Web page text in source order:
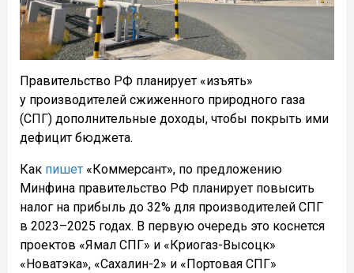
Правительство РФ планирует «изъять»
у производителей сжиженного природного газа
(СПГ) дополнительные доходы, чтобы покрыть ими
дефицит бюджета.
Как пишет «Коммерсант», по предложению
Минфина правительство РФ планирует повысить
налог на прибыль до 32% для производителей СПГ
в 2023–2025 годах. В первую очередь это коснется
проектов «Ямал СПГ» и «Криогаз-Высоцк»
«Новатэка», «Сахалин-2» и «Портовая СПГ»